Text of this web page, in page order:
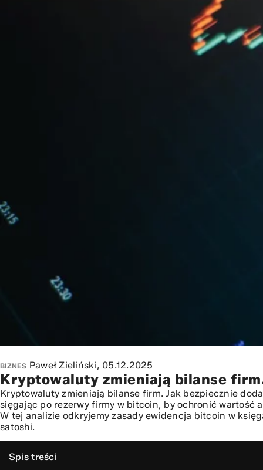
BIZNES Paweł Zieliński, 05.12.2025
Kryptowaluty zmieniają bilanse
Kryptowaluty zmieniają bilanse firm. Jak bezpiecznie
sięgając po rezerwy firmy w bitcoin, by ochronić wartość
W tej analizie odkryjemy zasady ewidencja bitcoin w
satoshi.
Spis treści